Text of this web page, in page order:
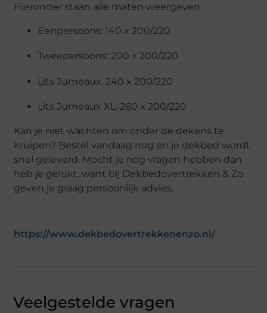
Hieronder staan alle maten weergeven:
Eenpersoons: 140 x 200/220
Tweepersoons: 200 x 200/220
Lits Jumeaux: 240 x 200/220
Lits Jumeaux XL: 260 x 200/220
Kan je niet wachten om onder de dekens te
kruipen? Bestel vandaag nog en je dekbed wordt
snel geleverd. Mocht je nog vragen hebben dan
heb je gelukt, want bij Dekbedovertrekken & Zo
geven je graag persoonlijk advies.
https://www.dekbedovertrekkenenzo.nl/
Veelgestelde vragen